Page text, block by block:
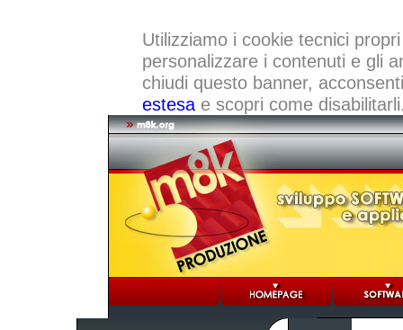
Utilizziamo i cookie tecnici
personalizzare i contenuti e gli
chiudi questo banner,
estesae scopri come